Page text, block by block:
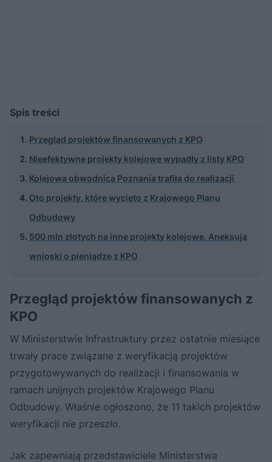
Spis treści
Przegląd projektów finansowanych z KPO
Nieefektywne projekty kolejowe wypadły z listy KPO
Kolejowa obwodnica Poznania trafiła do realizacji
Oto projekty, które wycięto z Krajowego Planu
Odbudowy
500 mln złotych na inne projekty kolejowe. Aneksują
wnioski o pieniądze z KPO
Przegląd projektów finansowanych z
KPO
W Ministerstwie Infrastruktury przez ostatnie miesiące
trwały prace związane z weryfikacją projektów
przygotowywanych do realizacji i finansowania w
ramach unijnych projektów Krajowego Planu
Odbudowy. Właśnie ogłoszono, że 11 takich projektów
weryfikacji nie przeszło.
Jak zapewniają przedstawiciele Ministerstwa